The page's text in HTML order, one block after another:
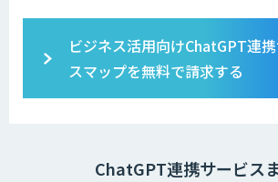
ビジネス活用向けChatGPT連
スマップを無料で請求する
ChatGPT連携サービス